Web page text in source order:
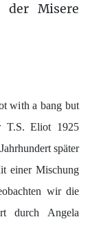
Misere
with a bang but
T.S. Eliot 1925
später
einer Mischung
wir die
durch Angela